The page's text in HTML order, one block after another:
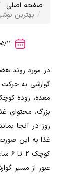
صفحه اصلی
بهترین
در مورد روند
معده، روده
بزرگ، محتوای
روز در آنجا